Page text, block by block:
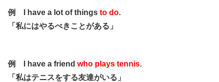
例 I have a lot of things to do.
「私にはやるべきことがある」
例 I have a friend who plays tennis.
「私はテニスをする友達がいる」